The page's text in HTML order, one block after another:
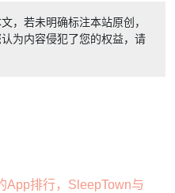
，若未明确标注本站原创，
为内容侵犯了您的权益，请